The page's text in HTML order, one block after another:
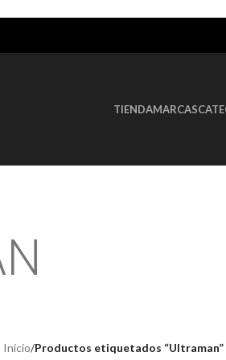
TIENDAMARCAS
Inicio/Productos etiquetados “Ultraman”
PREVENTA